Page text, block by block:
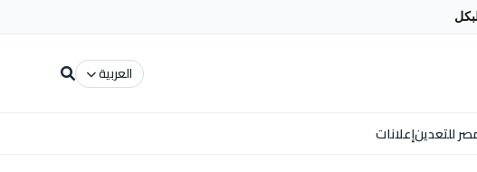
العربية
للتعدينإعلانات